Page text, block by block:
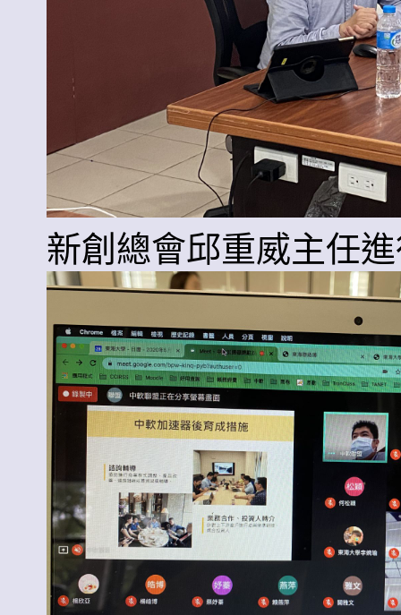
新創總會邱重威主任